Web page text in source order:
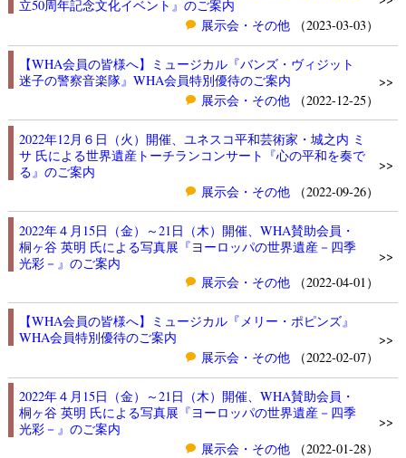
立50周年記念文化イベント』のご案内
展示会・その他
（2023-03-03）
【WHA会員の皆様へ】ミュージカル『バンズ・ヴィジット
迷子の警察音楽隊』WHA会員特別優待のご案内
展示会・その他
（2022-12-25）
>>
2022年12月６日（火）開催、ユネスコ平和芸術家・城之内 ミ
サ 氏による世界遺産トーチランコンサート『心の平和を奏で
る』のご案内
展示会・その他
（2022-09-26）
>>
2022年４月15日（金）～21日（木）開催、WHA賛助会員・
桐ヶ谷 英明 氏による写真展『ヨーロッパの世界遺産－四季
光彩－』のご案内
展示会・その他
（2022-04-01）
>>
【WHA会員の皆様へ】ミュージカル『メリー・ポピンズ』
WHA会員特別優待のご案内
展示会・その他
（2022-02-07）
>>
2022年４月15日（金）～21日（木）開催、WHA賛助会員・
桐ヶ谷 英明 氏による写真展『ヨーロッパの世界遺産－四季
光彩－』のご案内
展示会・その他
（2022-01-28）
>>